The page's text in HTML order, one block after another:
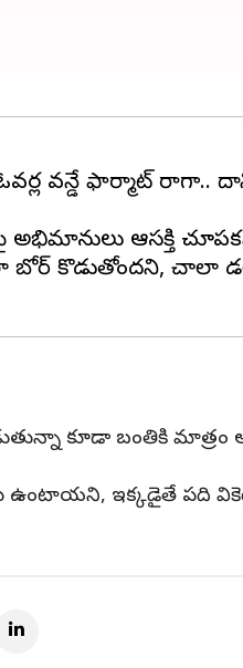
వన్డే ఫార్మాట్ రాగా..
అభిమానులు ఆసక్తి
బోర్ కొడుతోందని,
కూడా బంతికి
ఉంటాయని, ఇక్కడైతే పది